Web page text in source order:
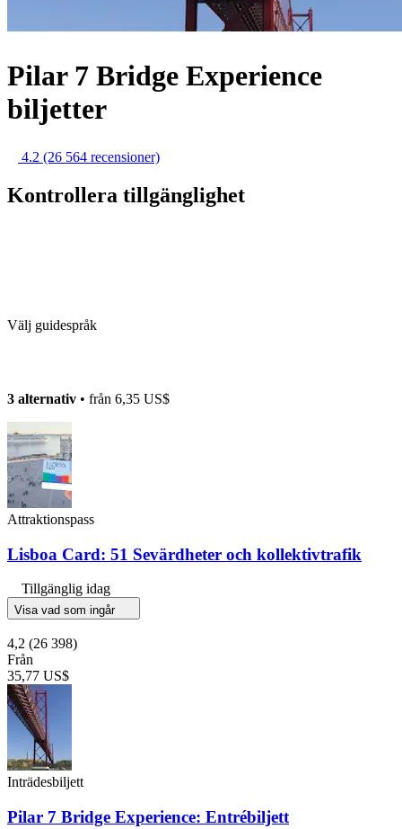
Pilar 7 Bridge Experience
biljetter
4.2 (26 564 recensioner)
Kontrollera tillgänglighet
Välj guidespråk
3 alternativ • från 6,35 US$
Attraktionspass
Lisboa Card: 51 Sevärdheter och kollektivtrafik
Tillgänglig idag
Visa vad som ingår
4,2 (26 398)
Från
35,77 US$
Inträdesbiljett
Pilar 7 Bridge Experience: Entrébiljett